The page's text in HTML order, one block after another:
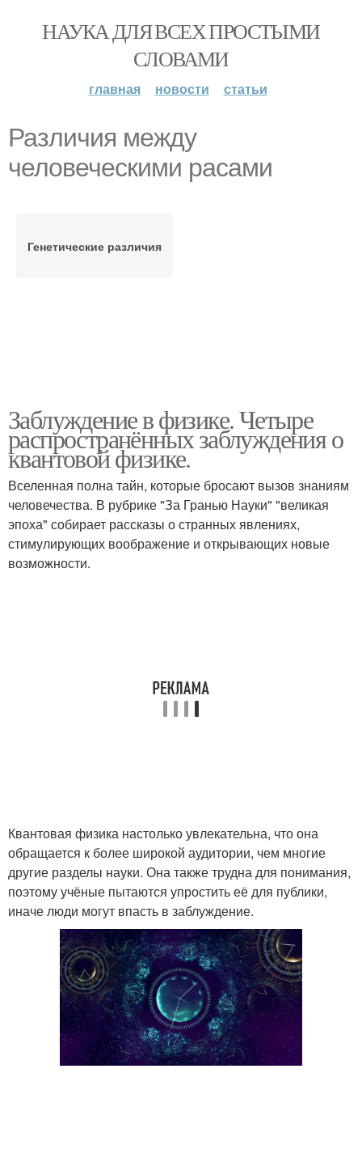
НАУКА ДЛЯ ВСЕХ ПРОСТЫМИ
СЛОВАМИ
главная новости статьи
Различия между
человеческими расами
Генетические различия
Заблуждение в физике. Четыре
распространённых заблуждения о
квантовой физике.
Вселенная полна тайн, которые бросают вызов знаниям
человечества. В рубрике "За Гранью Науки" "великая
эпоха" собирает рассказы о странных явлениях,
стимулирующих воображение и открывающих новые
возможности.
Квантовая физика настолько увлекательна, что она
обращается к более широкой аудитории, чем многие
другие разделы науки. Она также трудна для понимания,
поэтому учёные пытаются упростить её для публики,
иначе люди могут впасть в заблуждение.